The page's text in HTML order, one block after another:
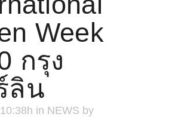
Week
กรุง
ลิน
in NEWS by